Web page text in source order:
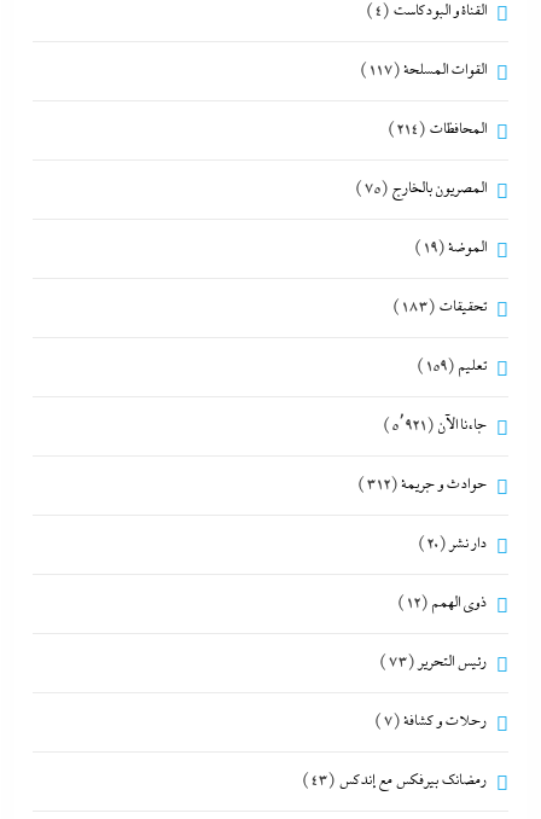
القناة و البودكاست (4)
القوات المسلحة(117)
المحافظات (214)
المصريون بالخارج (75)
الموضة(19)
تحقيقات (183)
تعليم (159)
جاءنا الآن (5٬921)
حوادث و جريمة(312)
دار نشر (20)
ذوى الهمم (12)
رئيس التحرير (73)
رحلات و كشافة(7)
رمضانك بيرفكس مع إندكس (43)